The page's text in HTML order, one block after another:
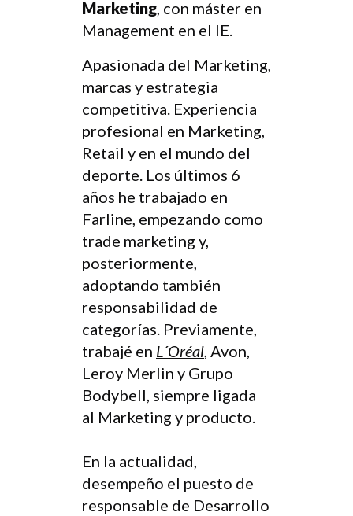
Marketing, con máster en
Management en el IE.
Apasionada del Marketing,
marcas y estrategia
competitiva. Experiencia
profesional en Marketing,
Retail y en el mundo del
deporte. Los últimos 6
años he trabajado en
Farline, empezando como
trade marketing y,
posteriormente,
adoptando también
responsabilidad de
categorías. Previamente,
trabajé en L´Oréal, Avon,
Leroy Merlin y Grupo
Bodybell, siempre ligada
al Marketing y producto.
En la actualidad,
desempeño el puesto de
responsable de Desarrollo